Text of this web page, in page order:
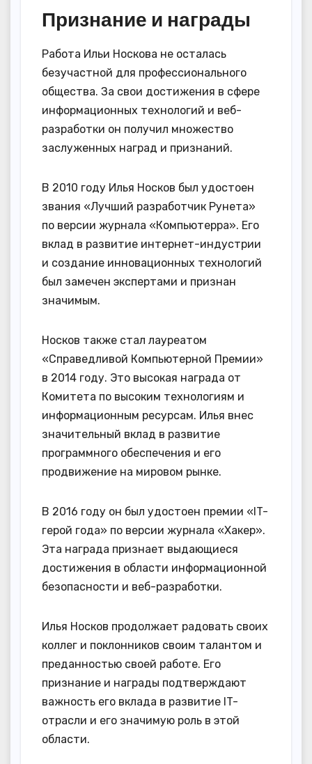
Признание и награды
Работа Ильи Носкова не осталась
безучастной для профессионального
общества. За свои достижения в сфере
информационных технологий и веб-
разработки он получил множество
заслуженных наград и признаний.
В 2010 году Илья Носков был удостоен
звания «Лучший разработчик Рунета»
по версии журнала «Компьютерра». Его
вклад в развитие интернет-индустрии
и создание инновационных технологий
был замечен экспертами и признан
значимым.
Носков также стал лауреатом
«Справедливой Компьютерной Премии»
в 2014 году. Это высокая награда от
Комитета по высоким технологиям и
информационным ресурсам. Илья внес
значительный вклад в развитие
программного обеспечения и его
продвижение на мировом рынке.
В 2016 году он был удостоен премии «IT-
герой года» по версии журнала «Хакер».
Эта награда признает выдающиеся
достижения в области информационной
безопасности и веб-разработки.
Илья Носков продолжает радовать своих
коллег и поклонников своим талантом и
преданностью своей работе. Его
признание и награды подтверждают
важность его вклада в развитие IT-
отрасли и его значимую роль в этой
области.